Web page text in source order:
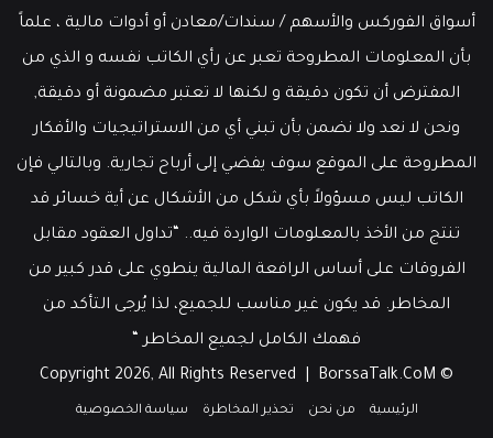
أسواق الفوركس والأسهم / سندات/معادن أو أدوات مالية ، علماً
بأن المعلومات المطروحة تعبر عن رأي الكاتب نفسه و الذي من
المفترض أن تكون دقيقة و لكنها لا تعتبر مضمونة أو دقيقة,
ونحن لا نعد ولا نضمن بأن تبني أي من الاستراتيجيات والأفكار
المطروحة على الموقع سوف يفضي إلى أرباح تجارية. وبالتالي فإن
الكاتب ليس مسؤولاً بأي شكل من الأشكال عن أية خسائر قد
تنتج من الأخذ بالمعلومات الواردة فيه.. “تداول العقود مقابل
الفروقات على أساس الرافعة المالية ينطوي على قدر كبير من
المخاطر. قد يكون غير مناسب للجميع، لذا يُرجى التأكد من
فهمك الكامل لجميع المخاطر “
© Copyright 2026, All Rights Reserved |
BorssaTalk.CoM
الرئيسية من نحن تحذير المخاطرة سياسة الخصوصية